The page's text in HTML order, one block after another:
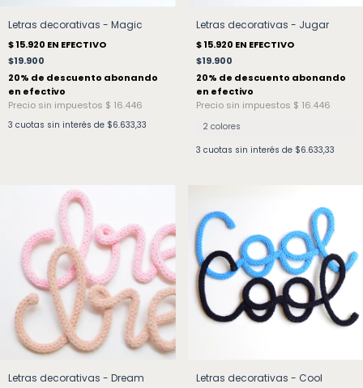
Letras decorativas - Magic
$19.900
3 cuotas sin interés de $6.633,33
Letras decorativas - Jugar
$19.900
2 colores
3 cuotas sin interés de $6.633,33
Letras decorativas - Dream Letras decorativas - Cool